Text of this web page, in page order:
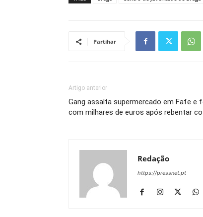
Partihar
Artigo anterior
Gang assalta supermercado em Fafe e
com milhares de euros após rebentar
Redação
https://pressnet.pt